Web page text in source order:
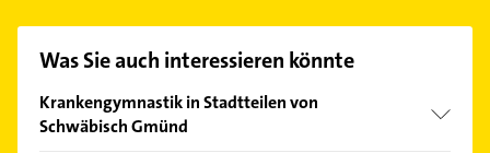
Hier finden Sie alleKontaktdaten
Was Sie auch interessieren könnte
Krankengymnastik in Stadtteilen von
Schwäbisch Gmünd